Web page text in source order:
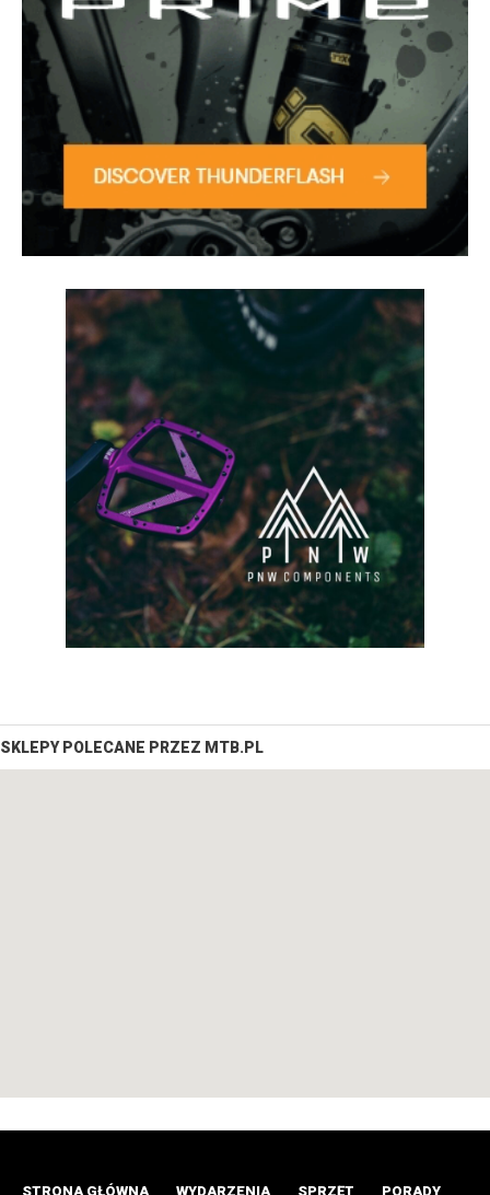
SKLEPY POLECANE PRZEZ MTB.PL
STRONA GŁÓWNA WYDARZENIA SPRZĘT PORADY